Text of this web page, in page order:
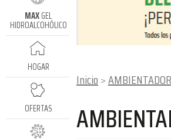
MAXGEL
HIDROALCOHÓLICO
HOGAR
OFERTAS
Inicio